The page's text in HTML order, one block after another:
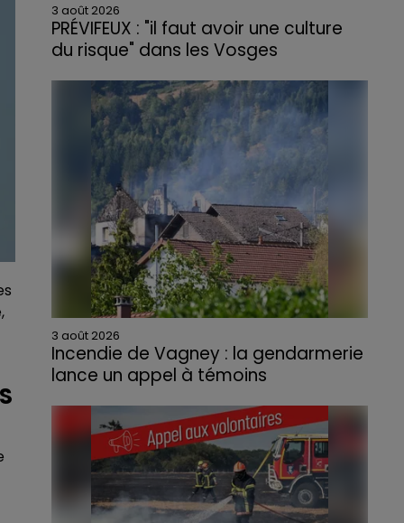
3 août 2026
PRÉVIFEUX : "il faut avoir une culture
du risque" dans les Vosges
3 août 2026
Incendie de Vagney : la gendarmerie
lance un appel à témoins
au quartier résidentiel, avait détruit deux
habitations et contraint à l'évacuation d'une
centaine de personnes.